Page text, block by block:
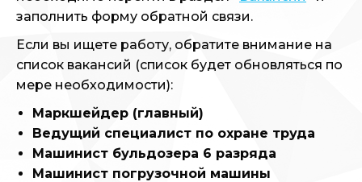
заполнить форму обратной связи.
Если вы ищете работу, обратите внимание на
список вакансий (список будет обновляться по
мере необходимости):
Маркшейдер (главный)
Ведущий специалист по охране труда
Машинист бульдозера 6 разряда
Машинист погрузочной машины